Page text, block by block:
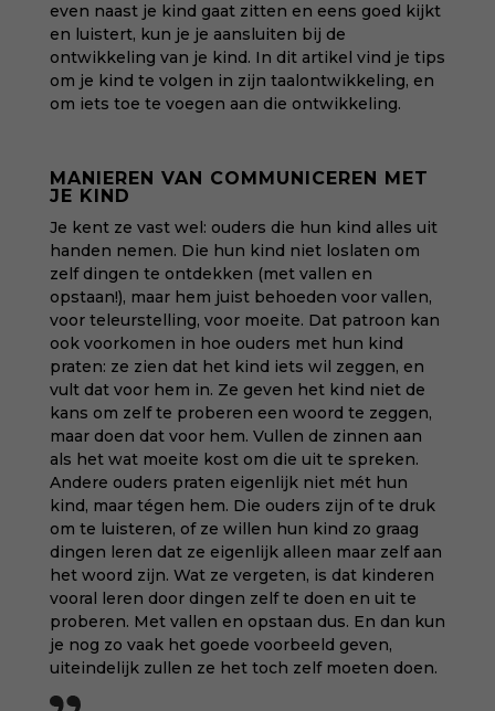
even naast je kind gaat zitten en eens goed kijkt
en luistert, kun je je aansluiten bij de
ontwikkeling van je kind. In dit artikel vind je tips
om je kind te volgen in zijn taalontwikkeling, en
om iets toe te voegen aan die ontwikkeling.
MANIEREN VAN COMMUNICEREN MET
JE KIND
Je kent ze vast wel: ouders die hun kind alles uit
handen nemen. Die hun kind niet loslaten om
zelf dingen te ontdekken (met vallen en
opstaan!), maar hem juist behoeden voor vallen,
voor teleurstelling, voor moeite. Dat patroon kan
ook voorkomen in hoe ouders met hun kind
praten: ze zien dat het kind iets wil zeggen, en
vult dat voor hem in. Ze geven het kind niet de
kans om zelf te proberen een woord te zeggen,
maar doen dat voor hem. Vullen de zinnen aan
als het wat moeite kost om die uit te spreken.
Andere ouders praten eigenlijk niet mét hun
kind, maar tégen hem. Die ouders zijn of te druk
om te luisteren, of ze willen hun kind zo graag
dingen leren dat ze eigenlijk alleen maar zelf aan
het woord zijn. Wat ze vergeten, is dat kinderen
vooral leren door dingen zelf te doen en uit te
proberen. Met vallen en opstaan dus. En dan kun
je nog zo vaak het goede voorbeeld geven,
uiteindelijk zullen ze het toch zelf moeten doen.